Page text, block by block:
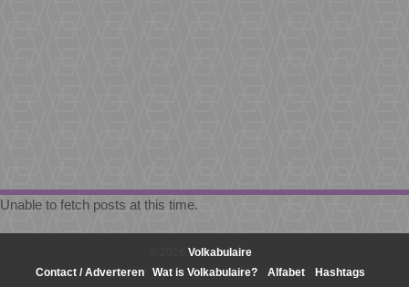
Unable to fetch posts at this time.
Volkabulaire
Contact / Adverteren
Wat is Volkabulaire? Alfabet Hashtags